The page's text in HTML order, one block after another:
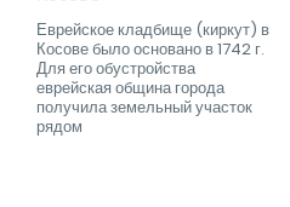
Еврейское кладбище (киркут) в
Косове было основано в 1742 г.
Для его обустройства
еврейская община города
получила земельный участок
рядом